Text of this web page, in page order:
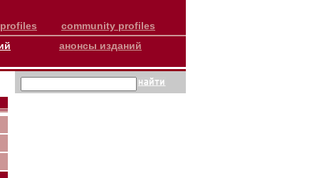
community profiles
анонсы изданий